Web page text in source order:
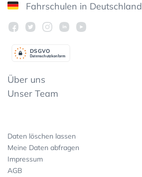
Fahrschulen in Deutschland
Datenschutzkonform
DSGVO
Über uns
Unser Team
Daten löschen lassen
Meine Daten abfragen
Impressum
AGB